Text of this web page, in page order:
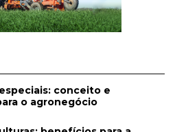
conceito e
o agronegócio